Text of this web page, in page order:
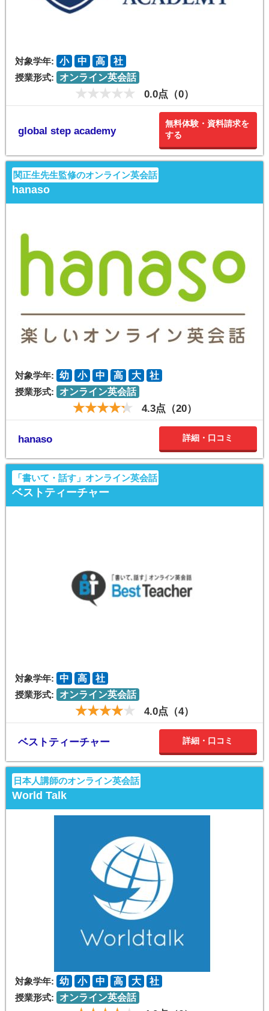
対象学年: 小 中 高
社
授業形式:
オンライン英会話
0.0点（0）
global step academy
無料体験・資料請求を
する
関正生先生監修のオンライン英会話
hanaso
対象学年: 幼 小 中 高 大
社
授業形式:
オンライン英会話
4.3点（20）
hanaso 詳細・口コミ
「書いて・話す」オンライン英会話
ベストティーチャー
対象学年: 中 高
社
授業形式:
オンライン英会話
4.0点（4）
ベストティーチャー 詳細・口コミ
日本人講師のオンライン英会話
World Talk
対象学年: 幼 小 中 高 大
社
授業形式:
オンライン英会話